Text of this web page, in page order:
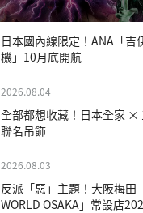
日本國內線限定！ANA「吉
機」10月底開航
2026.08.04
全部都想收藏！日本全家 ×
聯名吊飾
2026.08.03
反派「惡」主題！大阪梅田
WORLD OSAKA」常設店